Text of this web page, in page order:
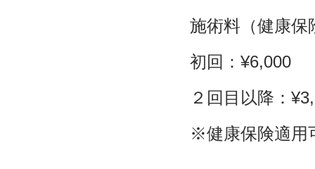
施術料（健康保
初回：¥6,000
２回目以降：
※健康保険適用